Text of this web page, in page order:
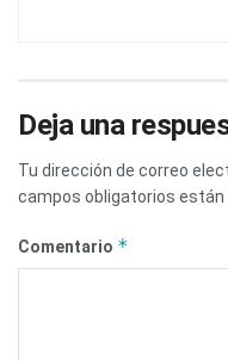
Deja una
Tu dirección de correo
campos obligatorios están
Comentario *